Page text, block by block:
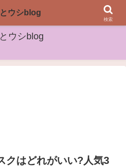
に役立つ情報をお届け
ウシblog
クはどれがいい?人気3
ウシblog
検索